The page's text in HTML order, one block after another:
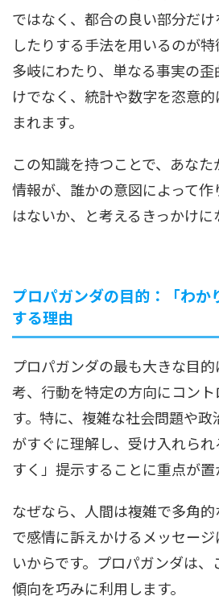
ではなく、都合の良い部分だ
したりする手法を用いるのが
多岐にわたり、単なる事実の
けでなく、統計や数字を恣意
まれます。
この知識を持つことで、あな
情報が、誰かの意図によって
はないか、と考えるきっかけに
プロパガンダの目的：「わか
する理由
プロパガンダの最も大きな目
考、行動を特定の方向にコン
す。特に、複雑な社会問題や
がすぐに理解し、受け入れら
すく」提示することに重点が置
なぜなら、人間は複雑で多角
で感情に訴えかけるメッセー
いからです。プロパガンダは
傾向を巧みに利用します。